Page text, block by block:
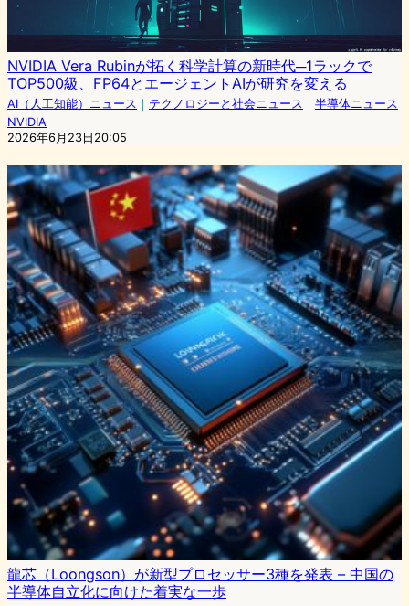
NVIDIA Vera Rubinが拓く科学計算の新時代─1ラックで
TOP500級、FP64とエージェントAIが研究を変える
AI（人工知能）ニュース ｜ テクノロジーと社会ニュース ｜ 半導体ニュース
NVIDIA
2026年6月23日20:05
龍芯（Loongson）が新型プロセッサー3種を発表 – 中国の
半導体自立化に向けた着実な一歩